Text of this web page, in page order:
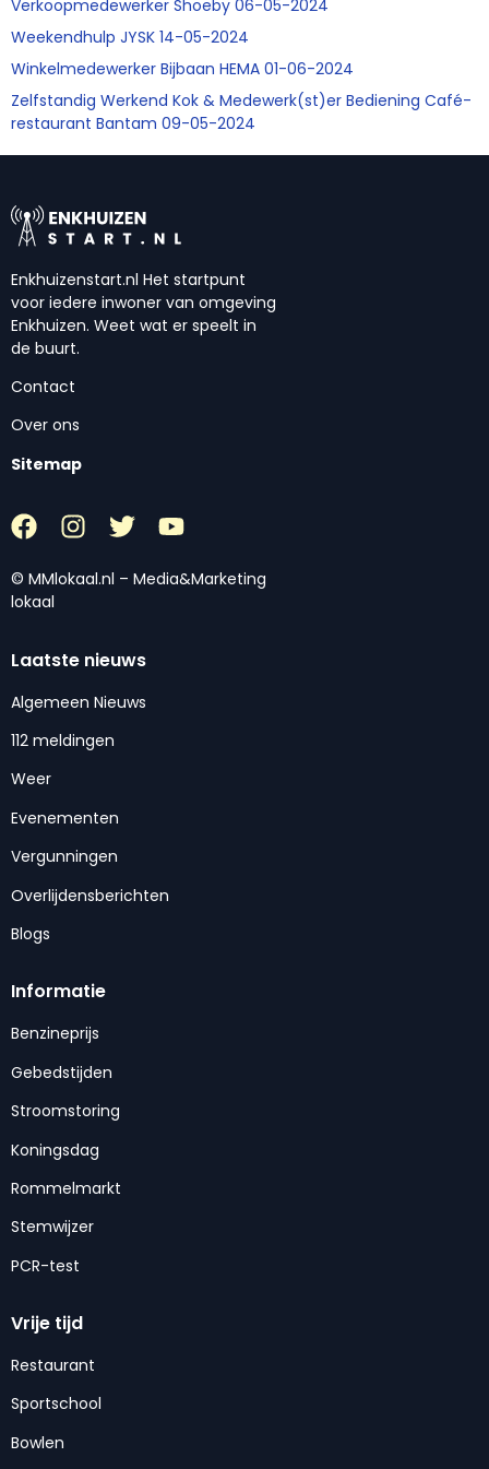
Verkoopmedewerker Shoeby 06-05-2024
Weekendhulp JYSK 14-05-2024
Winkelmedewerker Bijbaan HEMA 01-06-2024
Zelfstandig Werkend Kok & Medewerk(st)er Bediening Café-
restaurant Bantam 09-05-2024
Enkhuizenstart.nl Het startpunt
voor iedere inwoner van omgeving
Enkhuizen. Weet wat er speelt in
de buurt.
Contact
Over ons
Sitemap
© MMlokaal.nl – Media&Marketing
lokaal
Laatste nieuws
Algemeen Nieuws
112 meldingen
Weer
Evenementen
Vergunningen
Overlijdensberichten
Blogs
Informatie
Benzineprijs
Gebedstijden
Stroomstoring
Koningsdag
Rommelmarkt
Stemwijzer
PCR-test
Vrije tijd
Restaurant
Sportschool
Bowlen